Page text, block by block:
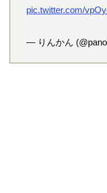
pic.twitter.com/
— りんかん